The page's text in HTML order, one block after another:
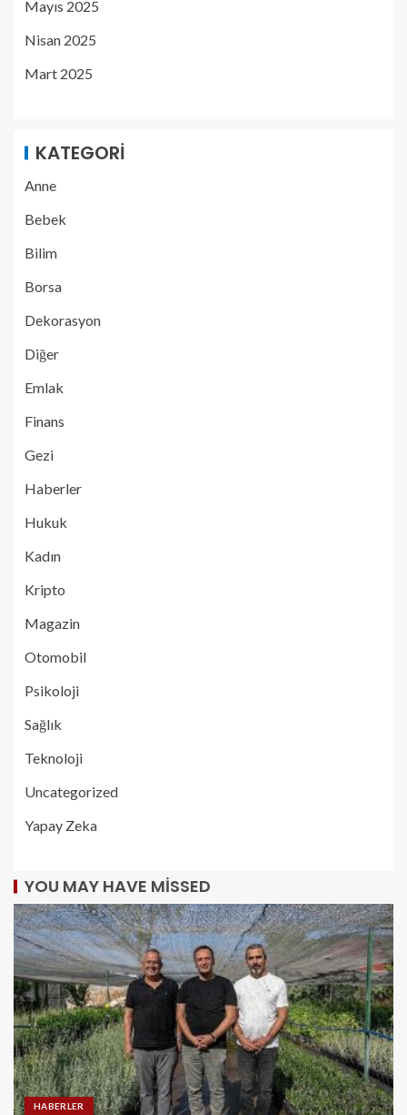
Mayıs 2025
Nisan 2025
Mart 2025
KATEGORI
Anne
Bebek
Bilim
Borsa
Dekorasyon
Diğer
Emlak
Finans
Gezi
Haberler
Hukuk
Kadın
Kripto
Magazin
Otomobil
Psikoloji
Sağlık
Teknoloji
Uncategorized
Yapay Zeka
YOU MAY HAVE MISSED
HABERLER